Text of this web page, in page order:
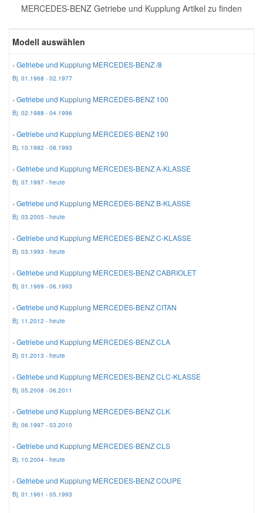
MERCEDES-BENZ Getriebe und Kupplung Artikel zu finden
Modell auswählen
› Getriebe und Kupplung MERCEDES-BENZ /8
Bj. 01.1968 - 02.1977
› Getriebe und Kupplung MERCEDES-BENZ 100
Bj. 02.1988 - 04.1996
› Getriebe und Kupplung MERCEDES-BENZ 190
Bj. 10.1982 - 08.1993
› Getriebe und Kupplung MERCEDES-BENZ A-KLASSE
Bj. 07.1997 - heute
› Getriebe und Kupplung MERCEDES-BENZ B-KLASSE
Bj. 03.2005 - heute
› Getriebe und Kupplung MERCEDES-BENZ C-KLASSE
Bj. 03.1993 - heute
› Getriebe und Kupplung MERCEDES-BENZ CABRIOLET
Bj. 01.1969 - 06.1993
› Getriebe und Kupplung MERCEDES-BENZ CITAN
Bj. 11.2012 - heute
› Getriebe und Kupplung MERCEDES-BENZ CLA
Bj. 01.2013 - heute
› Getriebe und Kupplung MERCEDES-BENZ CLC-KLASSE
Bj. 05.2008 - 06.2011
› Getriebe und Kupplung MERCEDES-BENZ CLK
Bj. 06.1997 - 03.2010
› Getriebe und Kupplung MERCEDES-BENZ CLS
Bj. 10.2004 - heute
› Getriebe und Kupplung MERCEDES-BENZ COUPE
Bj. 01.1961 - 05.1993
Winter-Autozubehör
Jeep Ersatzteile
Kia Ersatzteile
Lancia Ersatzteile
Mazda Ersatzteile
Mercedes Ersatzteile
Mini Ersatzteile
Mitsubishi Ersatzteile
Nissan Ersatzteile
Porsche Ersatzteile
Seat Ersatzteile